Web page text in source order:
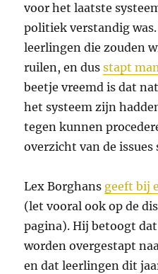
voor het laatste
politiek verstandig
leerlingen die zouden
ruilen, en dusstapt
beetje vreemd is dat
het systeem zijn
tegen kunnen
overzicht van de
Lex Borghans geeft bij
(let vooral ook op de
pagina). Hij betoogt
worden overgestapt
en dat leerlingen dit